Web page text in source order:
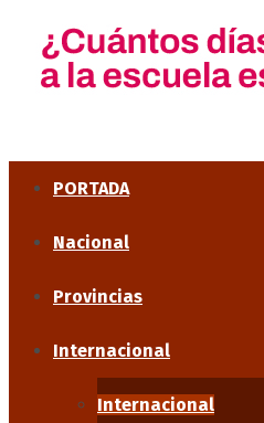
PORTADA
Nacional
Provincias
Internacional
Internacional